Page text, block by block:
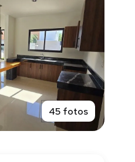
45 fotos